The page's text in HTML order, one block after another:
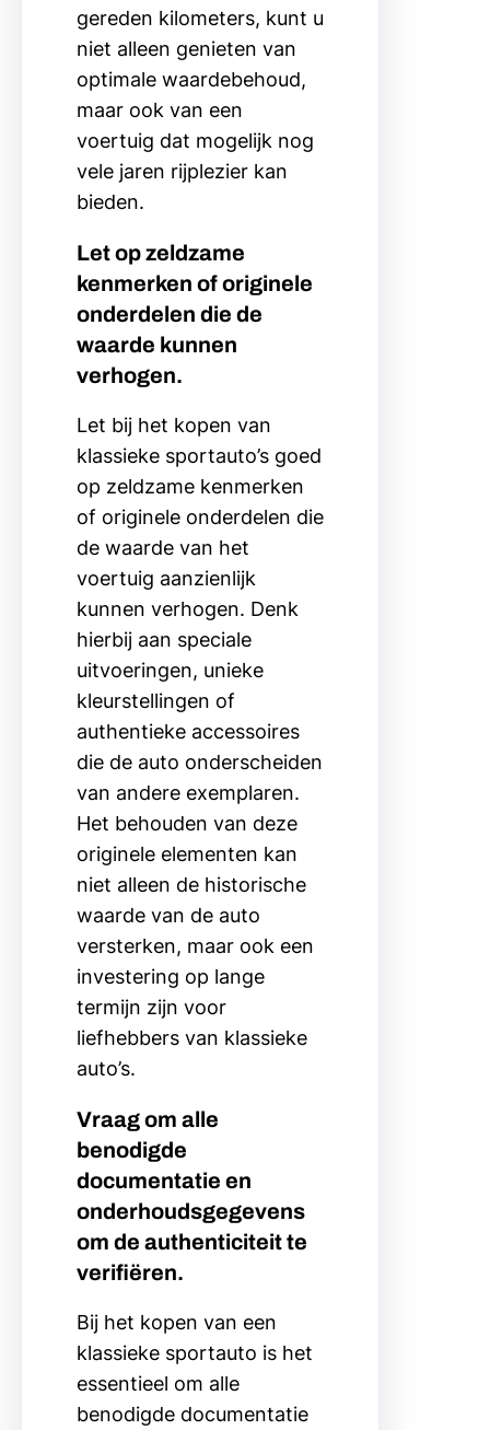
gereden kilometers, kunt u
niet alleen genieten van
optimale waardebehoud,
maar ook van een
voertuig dat mogelijk nog
vele jaren rijplezier kan
bieden.
Let op zeldzame
kenmerken of originele
onderdelen die de
waarde kunnen
verhogen.
Let bij het kopen van
klassieke sportauto’s goed
op zeldzame kenmerken
of originele onderdelen die
de waarde van het
voertuig aanzienlijk
kunnen verhogen. Denk
hierbij aan speciale
uitvoeringen, unieke
kleurstellingen of
authentieke accessoires
die de auto onderscheiden
van andere exemplaren.
Het behouden van deze
originele elementen kan
niet alleen de historische
waarde van de auto
versterken, maar ook een
investering op lange
termijn zijn voor
liefhebbers van klassieke
auto’s.
Vraag om alle
benodigde
documentatie en
onderhoudsgegevens
om de authenticiteit te
verifiëren.
Bij het kopen van een
klassieke sportauto is het
essentieel om alle
benodigde documentatie